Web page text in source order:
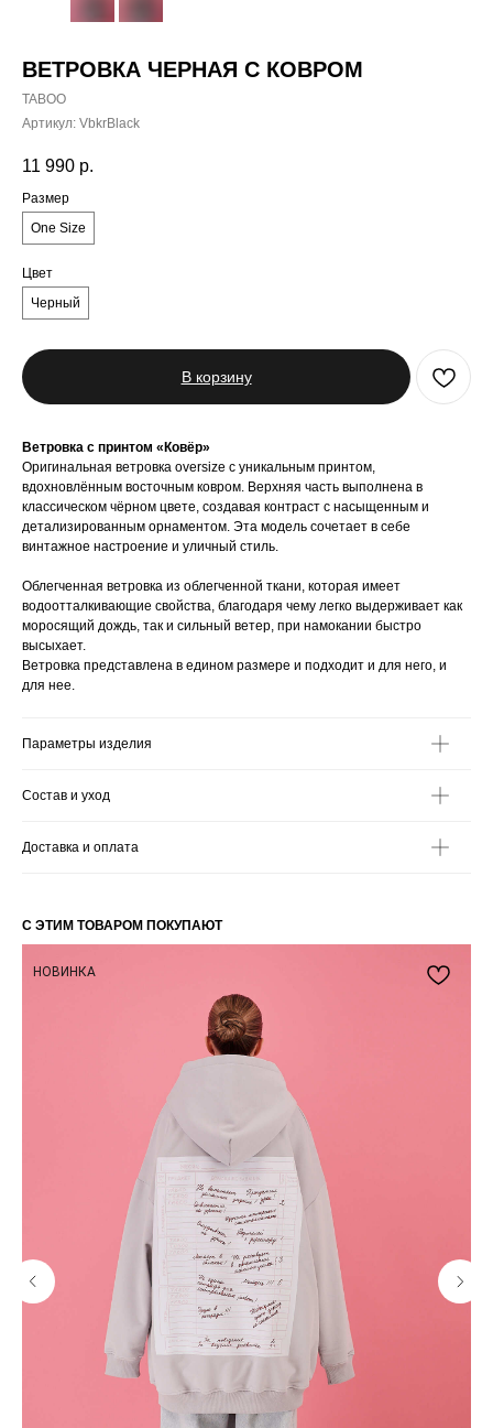
ВЕТРОВКА ЧЕРНАЯ С КОВРОМ
TABOO
Артикул: VbkrBlack
11 990 р.
Размер
One Size
Цвет
Черный
В корзину
Ветровка с принтом «Ковёр»
Оригинальная ветровка oversize с уникальным принтом,
вдохновлённым восточным ковром. Верхняя часть выполнена в
классическом чёрном цвете, создавая контраст с насыщенным и
детализированным орнаментом. Эта модель сочетает в себе
винтажное настроение и уличный стиль.
Облегченная ветровка из облегченной ткани, которая имеет
водоотталкивающие свойства, благодаря чему легко выдерживает как
моросящий дождь, так и сильный ветер, при намокании быстро
высыхает.
Ветровка представлена в едином размере и подходит и для него, и
для нее.
Параметры изделия
Состав и уход
Доставка и оплата
С ЭТИМ ТОВАРОМ ПОКУПАЮТ
НОВИНКА
БУДЬТЕ В КУРСЕ НАШИХ
НОВИНОК И АКЦИЙ
Подпишитесь на нашу рассылку и
получайте уведомления о наших скидках
и новых поступлениях
Я даю согласие на обработку